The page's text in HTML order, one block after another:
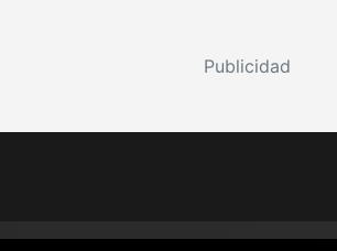
Publicidad